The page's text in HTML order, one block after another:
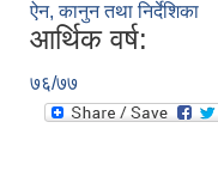
ऐन, कानुन तथा निर्देशिका
आर्थिक वर्ष:
७६/७७